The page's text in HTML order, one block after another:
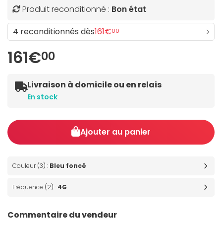
Produit reconditionné : Bon état
4 reconditionnés dès161€00
161€00
Livraison à domicile ou en relais
En stock
Ajouter au panier
Couleur (3) : Bleu foncé
Fréquence (2) : 4G
Commentaire du vendeur